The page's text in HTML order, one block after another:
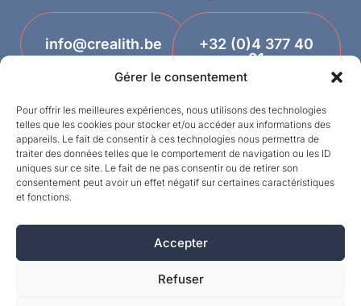
Gérer le consentement
Pour offrir les meilleures expériences, nous utilisons des technologies
telles que les cookies pour stocker et/ou accéder aux informations des
appareils. Le fait de consentir à ces technologies nous permettra de
traiter des données telles que le comportement de navigation ou les ID
uniques sur ce site. Le fait de ne pas consentir ou de retirer son
consentement peut avoir un effet négatif sur certaines caractéristiques
et fonctions.
Accepter
Refuser
info@crealith.be
+32 (0)4 377 40
81
©MPI 2026 – Crealith is een geregistreerd
handelsmerk van Mineral Products International
Designed by